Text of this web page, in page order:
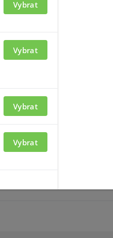
zobrazení informací je nutné být
NOVÝ EZ CLOUD
pracovního prostoru, alarmy
přepínání kamer, vše v
Vybrat
Vybrat
Vybrat
Vybrat